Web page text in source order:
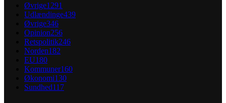
Øvrige1291
Udlændinge439
Øvrige346
Opinion256
Retspolitik246
Norden182
EU180
Kommuner160
Økonomi130
Sundhed117